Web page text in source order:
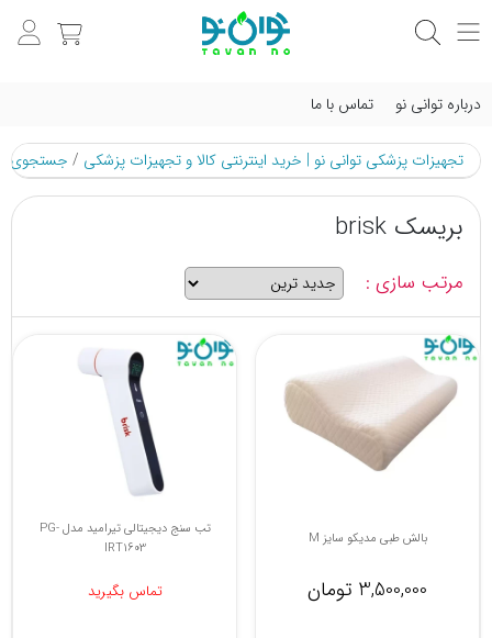
درباره توانی نو تماس با ما
تجهیزات پزشکی توانی نو | خرید اینترنتی کالا و تجهیزات پزشکی / جستجوی
بریسک brisk
مرتب سازی :
بالش طبی مدیکو سایز M
3,500,000 تومان
تب سنج دیجیتالی تیرامید مدل PG-
IRT1603
تماس بگیرید